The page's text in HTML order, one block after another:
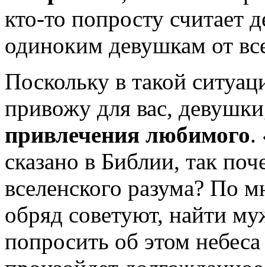
кто-то попросту считает
одиноким девушкам от
Поскольку в такой
привожу для вас,
привлечения любимого.
сказано в Библии, так
вселенского разума? По
обряд советуют, найти
попросить об этом